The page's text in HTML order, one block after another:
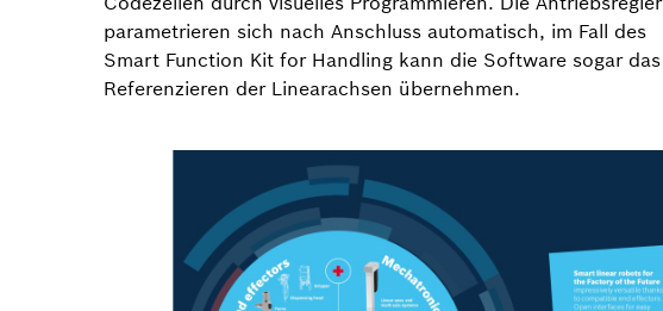
parametrieren sich nach Anschluss automatisch, im Fall des
Smart Function Kit for Handling kann die Software sogar das
Referenzieren der Linearachsen übernehmen.